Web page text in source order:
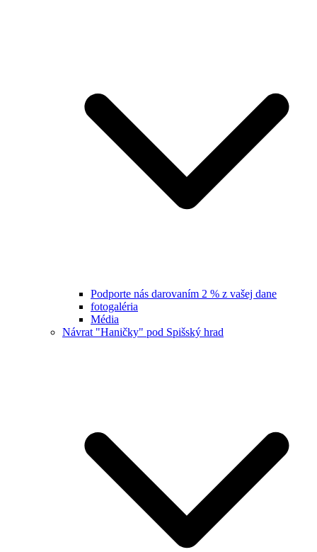
Podporte nás darovaním 2 % z vašej dane
fotogaléria
Média
Návrat "Haničky" pod Spišský hrad